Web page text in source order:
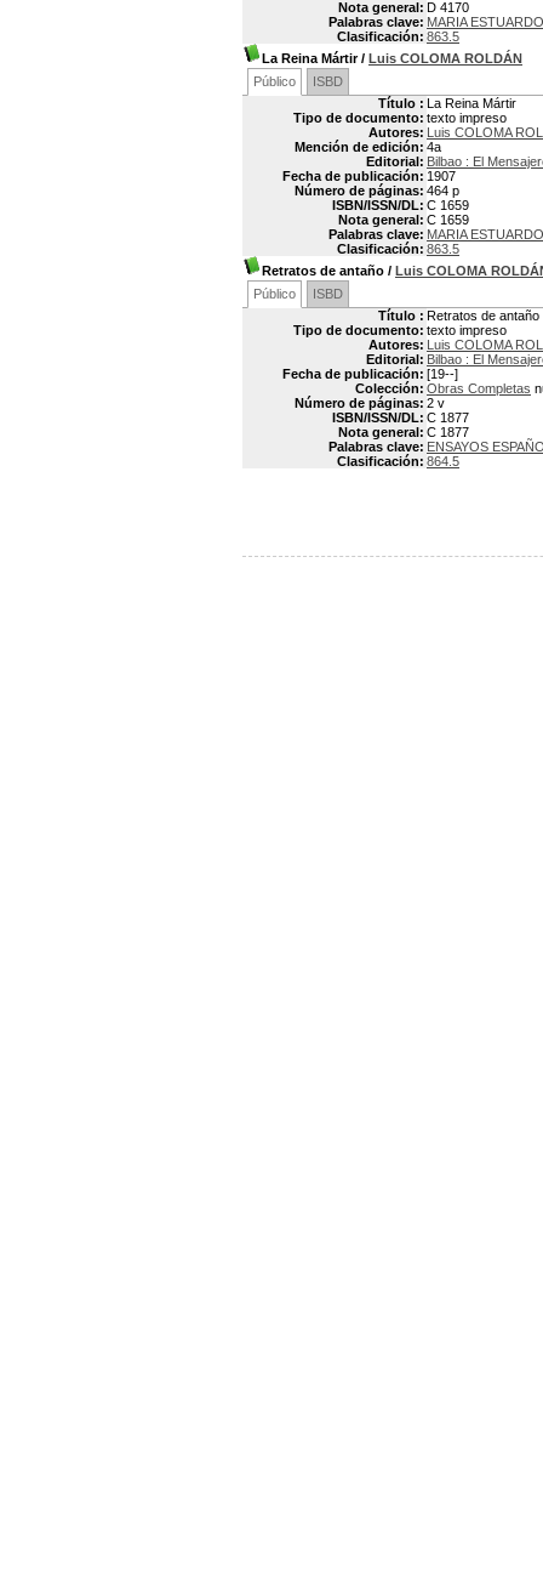
Nota general: D 4170
Palabras clave: MARIA
Clasificación: 863.5
La Reina Mártir/ Luis COLOMA ROLDÁN
Público
ISBD
Título : La Reina Mártir
Tipo de documento: texto impreso
Autores: Luis COLOMA
Mención de edición: 4a
Editorial: Bilbao : El
Fecha de publicación: 1907
Número de páginas: 464 p
ISBN/ISSN/DL: C 1659
Nota general: C 1659
Palabras clave: MARIA
Clasificación: 863.5
Retratos de antaño / Luis COLOMA
Público
ISBD
Título : Retratos de antaño
Tipo de documento: texto impreso
Autores: Luis COLOMA
Editorial: Bilbao : El
Fecha de publicación: [19--]
Colección: Obras Completas
Número de páginas: 2 v
ISBN/ISSN/DL: C 1877
Nota general: C 1877
Palabras clave: ENSAYOS
Clasificación: 864.5